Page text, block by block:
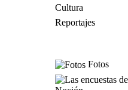
Cultura
Reportajes
Fotos